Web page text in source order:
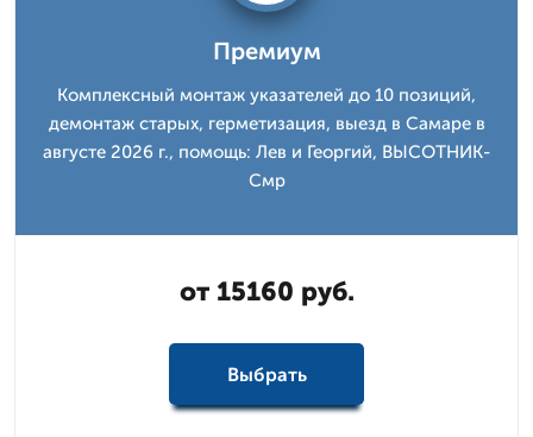
Премиум
Комплексный монтаж указателей до 10 позиций,
демонтаж старых, герметизация, выезд в Самаре в
августе 2026 г., помощь: Лев и Георгий, ВЫСОТНИК-
Смр
от 15160 руб.
Выбрать